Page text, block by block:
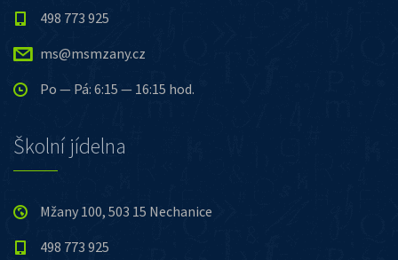
498 773 925
ms@msmzany.cz
Po — Pá: 6:15 — 16:15 hod.
Školní jídelna
Mžany 100, 503 15 Nechanice
498 773 925